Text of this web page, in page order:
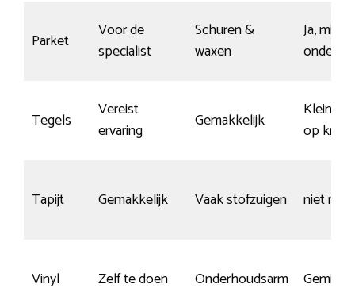
Parket
Voor de
specialist
Schuren &
waxen
Ja, mits
Tegels
Vereist
ervaring
Gemakkelijk
Kleine
op
Tapijt Gemakkelijk Vaak stofzuigen niet
Vinyl Zelf te doen Onderhoudsarm